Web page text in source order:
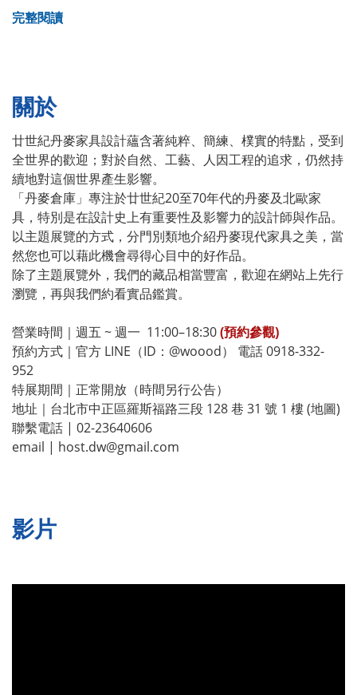
完整閱讀
關於
廿世紀丹麥家具設計蘊含著純粹、簡練、樸實的特點，受到
全世界的歡迎；對於自然、工藝、人因工程的追求，仍然持
續地對這個世界產生影響。
「丹麥倉庫」專注於廿世紀20至70年代的丹麥及北歐家
具，特別是在設計史上有重要性及影響力的設計師與作品。
以主題展覽的方式，分門別類地介紹丹麥現代家具之美，當
然您也可以藉此機會尋得心目中的好作品。
除了主題展覽外，我們的藏品相當豐富，歡迎在網站上先行
瀏覽，再與我們約看實品鑑賞。
營業時間｜週五 ~ 週一 11:00–18:30(預約參觀)
預約方式｜官方 LINE（ID：@woood） 電話 0918-332-
952
特展期間｜正常開放（時間另行公告）
地址｜台北市中正區羅斯福路三段 128 巷 31 號 1 樓(地圖)
聯繫電話 | 02-23640606
email | host.dw@gmail.com
影片